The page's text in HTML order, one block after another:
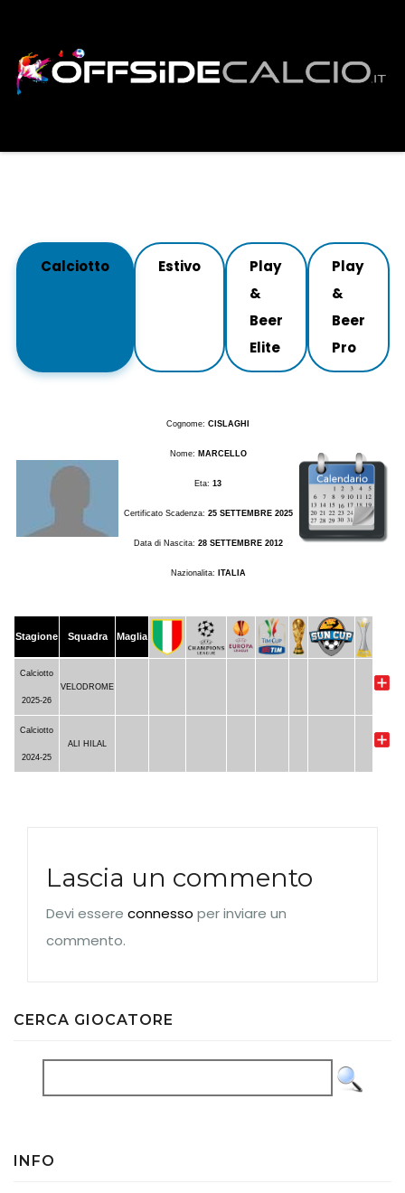
Calciotto Estivo
Play
&
Beer
Elite
Play
&
Beer
Pro
Cognome: CISLAGHI
Nome: MARCELLO
Eta: 13
Certificato Scadenza: 25 SETTEMBRE 2025
Data di Nascita: 28 SETTEMBRE 2012
Nazionalita: ITALIA
Stagione Squadra Maglia
Calciotto
2025-26
VELODROME
Calciotto
2024-25
ALI HILAL
Lascia un commento
Devi essere connesso per inviare un
commento.
CERCA GIOCATORE
INFO